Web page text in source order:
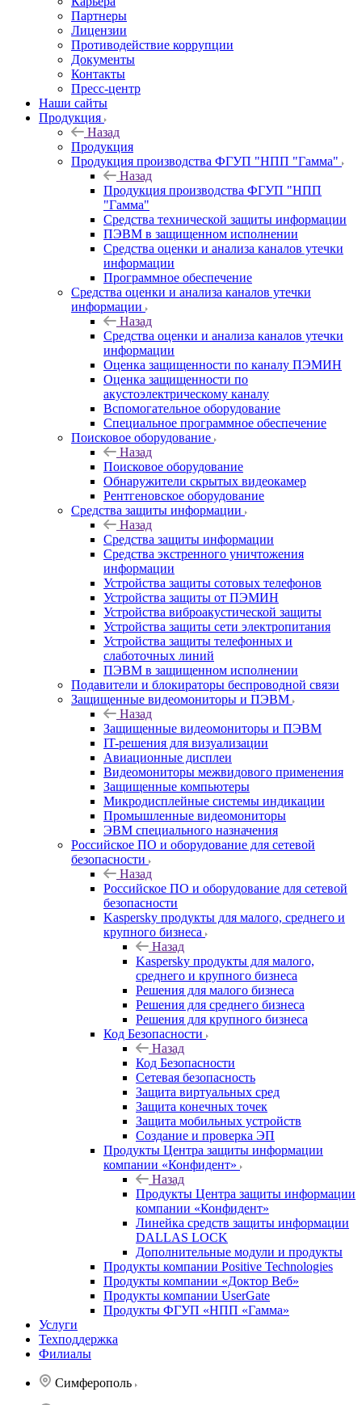
Партнеры
Лицензии
Противодействие коррупции
Документы
Контакты
Пресс-центр
Наши сайты
Продукция
Назад
Продукция
Продукция производства ФГУП "НПП "Гамма"
Назад
Продукция производства ФГУП "НПП
"Гамма"
Средства технической защиты информации
ПЭВМ в защищенном исполнении
Средства оценки и анализа каналов утечки
информации
Программное обеспечение
Средства оценки и анализа каналов утечки
информации
Назад
Средства оценки и анализа каналов утечки
информации
Оценка защищенности по каналу ПЭМИН
Оценка защищенности по
акустоэлектрическому каналу
Вспомогательное оборудование
Специальное программное обеспечение
Поисковое оборудование
Назад
Поисковое оборудование
Обнаружители скрытых видеокамер
Рентгеновское оборудование
Средства защиты информации
Назад
Средства защиты информации
Средства экстренного уничтожения
информации
Устройства защиты сотовых телефонов
Устройства защиты от ПЭМИН
Устройства виброакустической защиты
Устройства защиты сети электропитания
Устройства защиты телефонных и
слаботочных линий
ПЭВМ в защищенном исполнении
Подавители и блокираторы беспроводной связи
Защищенные видеомониторы и ПЭВМ
Назад
Защищенные видеомониторы и ПЭВМ
IT-решения для визуализации
Авиационные дисплеи
Видеомониторы межвидового применения
Защищенные компьютеры
Микродисплейные системы индикации
Промышленные видеомониторы
ЭВМ специального назначения
Российское ПО и оборудование для сетевой
безопасности
Назад
Российское ПО и оборудование для сетевой
безопасности
Kaspersky продукты для малого, среднего и
крупного бизнеса
Назад
Kaspersky продукты для малого,
среднего и крупного бизнеса
Решения для малого бизнеса
Решения для среднего бизнеса
Решения для крупного бизнеса
Код Безопасности
Назад
Код Безопасности
Сетевая безопасность
Защита виртуальных сред
Защита конечных точек
Защита мобильных устройств
Создание и проверка ЭП
Продукты Центра защиты информации
компании «Конфидент»
Назад
Продукты Центра защиты информации
компании «Конфидент»
Линейка средств защиты информации
DALLAS LOCK
Дополнительные модули и продукты
Продукты компании Positive Technologies
Продукты компании «Доктор Веб»
Продукты компании UserGate
Продукты ФГУП «НПП «Гамма»
Услуги
Техподдержка
Филиалы
Симферополь